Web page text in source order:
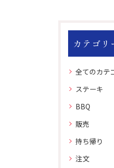
カテゴリ
全てのカテ
ステーキ
BBQ
販売
持ち帰り
注文